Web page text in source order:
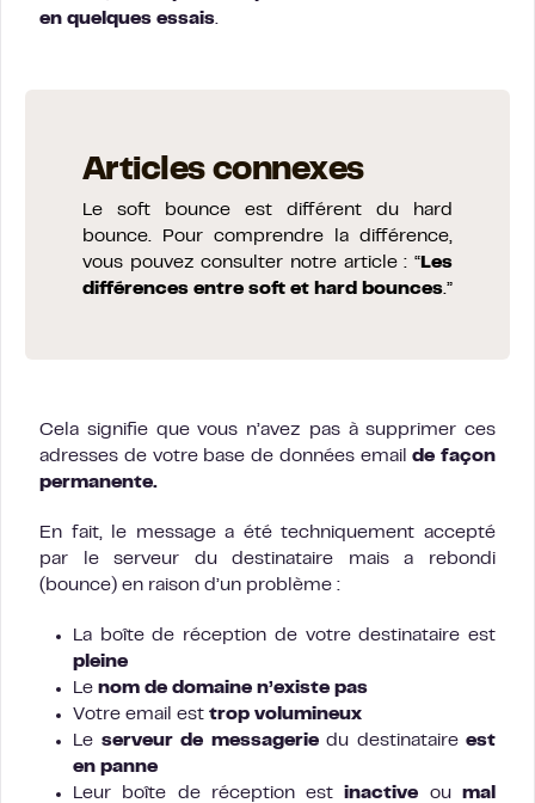
en quelques essais.
Articles connexes
Le soft bounce est différent du hard
bounce. Pour comprendre la différence,
vous pouvez consulter notre article : “ Les
différences entre soft et hard bounces.”
Cela signifie que vous n’avez pas à supprimer ces
adresses de votre base de données emailde façon
permanente.
En fait, le message a été techniquement accepté
par le serveur du destinataire mais a rebondi
(bounce) en raison d’un problème :
La boîte de réception de votre destinataire est
pleine
Le nom de domaine n’existe pas
Votre email est trop volumineux
Le serveur de messageriedu destinataire est
en panne
Leur boîte de réception estinactive oumal